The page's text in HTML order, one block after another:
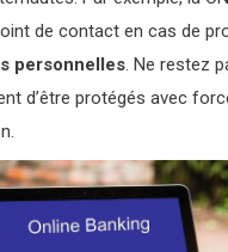
de contact en cas de
personnelles. Ne restez
d’être protégés avec